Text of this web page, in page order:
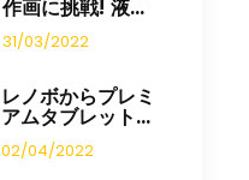
作画に挑戦! 液...
31/03/2022
レノボからプレミ
アムタブレット...
02/04/2022